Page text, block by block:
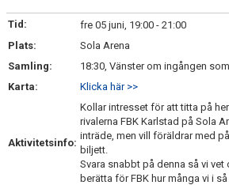
KALENDER
TRUPPEN
Tid:
fre 05 juni, 19:00 - 21:00
Plats:
Sola Arena
Samling:
18:30, Vänster om ingången
Karta:
Klicka här >>
Aktivitetsinfo:
Kollar intresset för att titta på
rivalerna FBK Karlstad på Sola
inträde, men vill föräldrar med
biljett.
Svara snabbt på denna så vi
berätta för FBK hur många vi i